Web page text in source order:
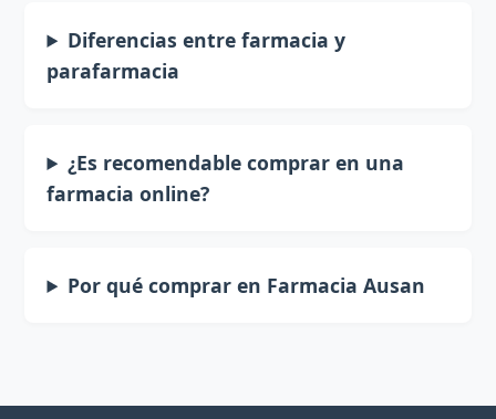
Diferencias entre farmacia y
parafarmacia
¿Es recomendable comprar en una
farmacia online?
Por qué comprar en Farmacia Ausan